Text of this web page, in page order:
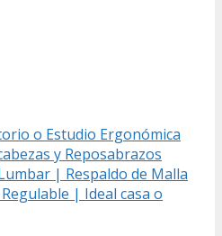
o Estudio Ergonómica
y Reposabrazos
| Respaldo de Malla
| Ideal casa o